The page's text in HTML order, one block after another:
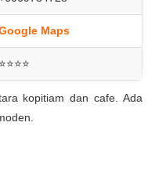
Maps
⭐⭐⭐⭐
kopitiam dan cafe. Ada